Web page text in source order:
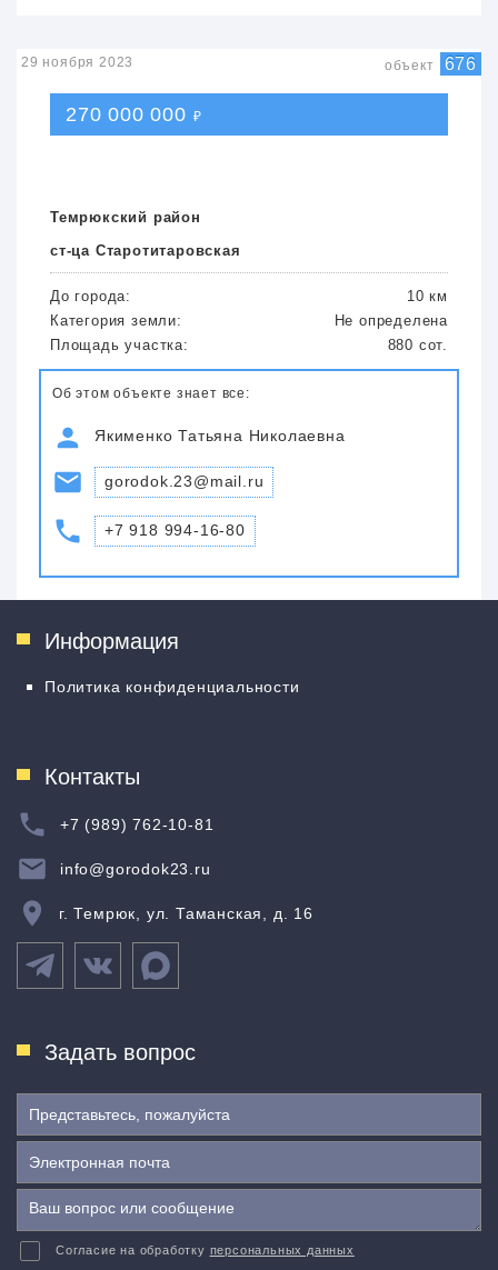
29 ноября 2023 объект 676
270 000 000 ₽
Темрюкский район
ст-ца Старотитаровская
До города:
10 км
Категория земли:
Не определена
Площадь участка:
880 сот.
Об этом объекте знает все:
Якименко Татьяна Николаевна
gorodok.23@mail.ru
+7 918 994-16-80
Информация
Политика конфиденциальности
Контакты
+7 (989) 762-10-81
info@gorodok23.ru
г. Темрюк, ул. Таманская, д. 16
Задать вопрос
Согласие на обработку персональных данных